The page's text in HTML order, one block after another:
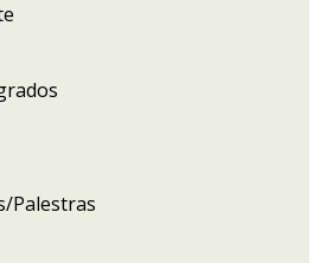
Palestras